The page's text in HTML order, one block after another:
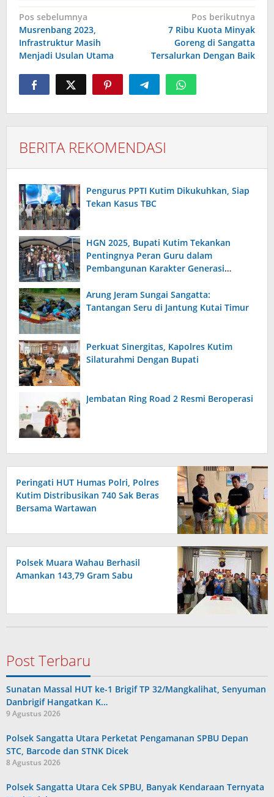
Navigasi
pos
Pos sebelumnya
Musrenbang 2023,
Infrastruktur Masih
Menjadi Usulan Utama
Pos berikutnya
7 Ribu Kuota Minyak
Goreng di Sangatta
Tersalurkan Dengan Baik
BERITA REKOMENDASI
Pengurus PPTI Kutim Dikukuhkan, Siap
Tekan Kasus TBC
HGN 2025, Bupati Kutim Tekankan
Pentingnya Peran Guru dalam
Pembangunan Karakter Generasi
Arung Jeram Sungai Sangatta:
Tantangan Seru di Jantung Kutai Timur
Perkuat Sinergitas, Kapolres Kutim
Silaturahmi Dengan Bupati
Jembatan Ring Road 2 Resmi Beroperasi
Peringati HUT Humas Polri, Polres
Kutim Distribusikan 740 Sak Beras
Bersama Wartawan
Polsek Muara Wahau Berhasil
Amankan 143,79 Gram Sabu
Post Terbaru
Sunatan Massal HUT ke-1 Brigif TP 32/Mangkalihat, Senyuman
Danbrigif Hangatkan K…
9 Agustus 2026
Polsek Sangatta Utara Perketat Pengamanan SPBU Depan
STC, Barcode dan STNK Dicek
8 Agustus 2026
Polsek Sangatta Utara Cek SPBU, Banyak Kendaraan Ternyata